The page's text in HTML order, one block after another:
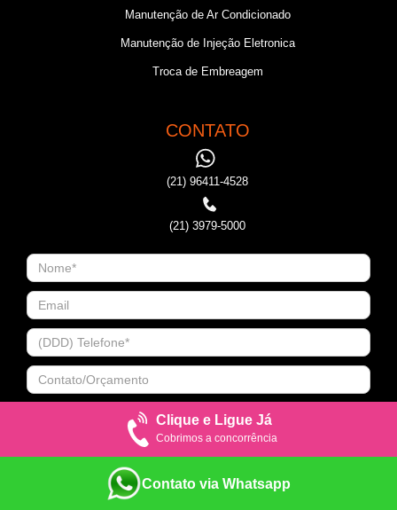
Manutenção de Ar Condicionado
Manutenção de Injeção Eletronica
Troca de Embreagem
CONTATO
(21) 96411-4528
(21) 3979-5000
Clique e Ligue Já
Cobrimos a concorrência
Contato via Whatsapp